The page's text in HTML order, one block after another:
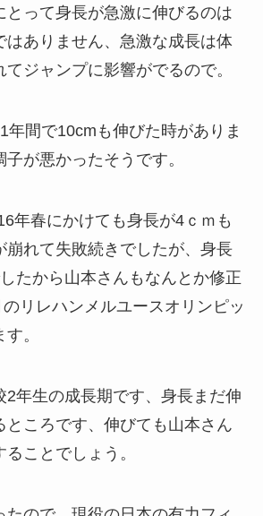
とって身長が急激に伸びるのは
はありません、急激な成長は体
ジャンプに影響がでるので。
年間で10cmも伸びた時がありま
が悪かったそうです。
年春にかけても身長が4ｃｍも
崩れて失敗続きでしたが、身長
たから山本さんもなんとか修正
リレハンメルユースオリンピッ
。
2年生の成長期です、身長まだ伸
ところです、伸びても山本さん
ことでしょう。